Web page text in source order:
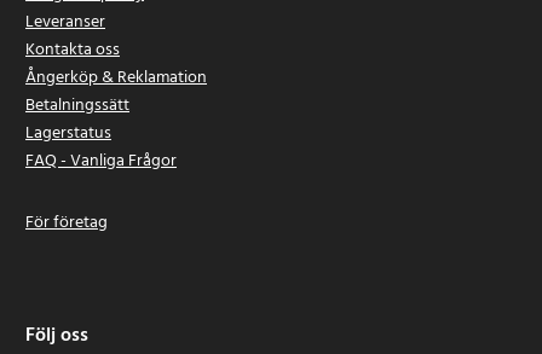
Leveranser
Kontakta oss
Ångerköp & Reklamation
Betalningssätt
Lagerstatus
FAQ - Vanliga Frågor
För företag
Följ oss